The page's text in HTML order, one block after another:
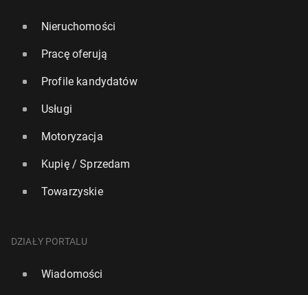
Nieruchomości
Pracę oferują
Profile kandydatów
Usługi
Motoryzacja
Kupię / Sprzedam
Towarzyskie
DZIAŁY PORTALU
Wiadomości